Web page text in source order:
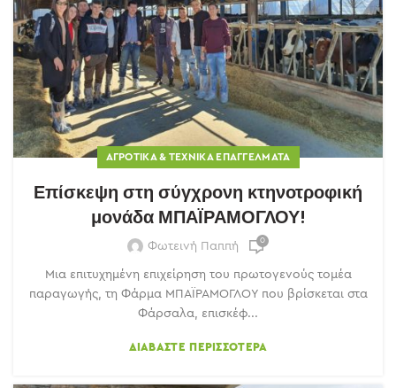
ΑΓΡΟΤΙΚΆ & ΤΕΧΝΙΚΆ ΕΠΑΓΓΈΛΜΑΤΑ
Επίσκεψη στη σύγχρονη κτηνοτροφική
μονάδα ΜΠΑΪΡΑΜΟΓΛΟΥ!
Φωτεινή Παππή 0
Μια επιτυχημένη επιχείρηση του πρωτογενούς τομέα
παραγωγής, τη Φάρμα ΜΠΑΪΡΑΜΟΓΛΟΥ που βρίσκεται στα
Φάρσαλα, επισκέφ...
ΔΙΑΒΆΣΤΕ ΠΕΡΙΣΣΌΤΕΡΑ